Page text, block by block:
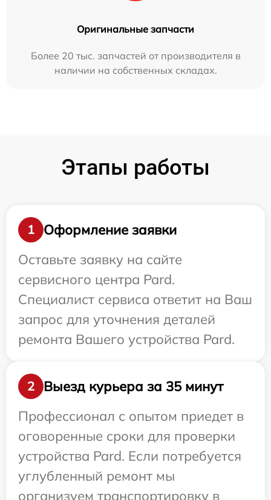
Оригинальные запчасти
Более 20 тыс. запчастей от производителя в
наличии на собственных складах.
Этапы работы
1
Оформление заявки
Оставьте заявку на сайте
сервисного центра Pard.
Специалист сервиса ответит на Ваш
запрос для уточнения деталей
ремонта Вашего устройства Pard.
2
Выезд курьера за 35 минут
Профессионал с опытом приедет в
оговоренные сроки для проверки
устройства Pard. Если потребуется
углубленный ремонт мы
организуем транспортировку в